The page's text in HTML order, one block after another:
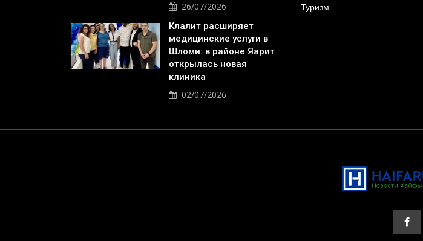
26/07/2026
Клалит расширяет
медицинские услуги в
Шломи: в районе Яарит
открылась новая
клиника
02/07/2026
Туризм